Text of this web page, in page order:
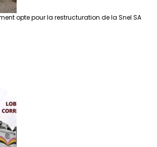
opte pour la restructuration de la Snel SA